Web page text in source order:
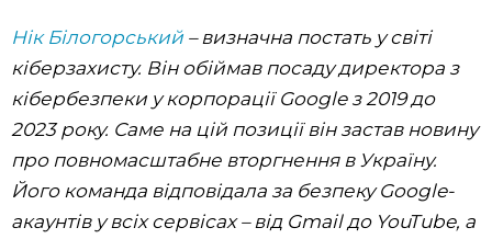
Нік Білогорський – визначна постать у світі
кіберзахисту. Він обіймав посаду директора з
кібербезпеки у корпорації Google з 2019 до
2023 року. Саме на цій позиції він застав новину
про повномасштабне вторгнення в Україну.
Його команда відповідала за безпеку Google-
акаунтів у всіх сервісах – від Gmail до YouTube, а